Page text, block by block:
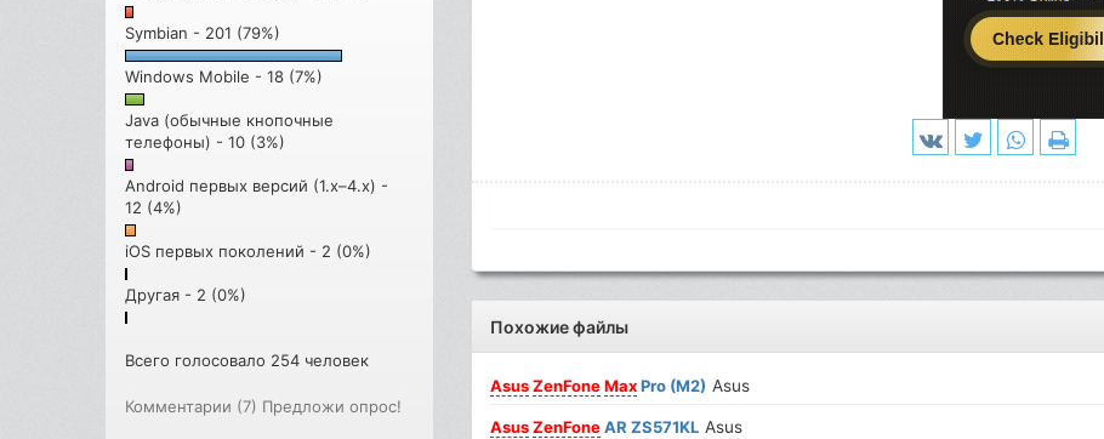
Symbian - 201 (79%)
Windows Mobile - 18 (7%)
Java (обычные кнопочные
телефоны) - 10 (3%)
Android первых версий (1.x–4.x) -
12 (4%)
iOS первых поколений - 2 (0%)
Другая - 2 (0%)
Всего голосовало 254 человек
Комментарии (7) Предложи опрос!
Похожие файлы
AsusZenFoneMaxPro (M2) Asus
AsusZenFoneAR ZS571KL Asus